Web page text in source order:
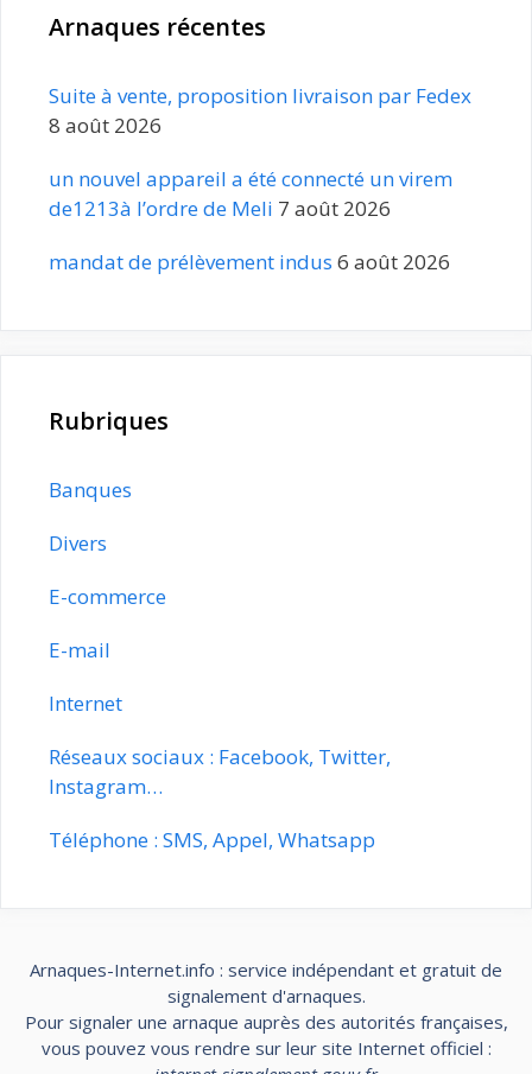
Arnaques récentes
Suite à vente, proposition livraison par Fedex
8 août 2026
un nouvel appareil a été connecté un virem
de1213à l’ordre de Meli 7 août 2026
mandat de prélèvement indus 6 août 2026
Rubriques
Banques
Divers
E-commerce
E-mail
Internet
Réseaux sociaux : Facebook, Twitter,
Instagram…
Téléphone : SMS, Appel, Whatsapp
Arnaques-Internet.info : service indépendant et gratuit de
signalement d'arnaques.
Pour signaler une arnaque auprès des autorités françaises,
vous pouvez vous rendre sur leur site Internet officiel :